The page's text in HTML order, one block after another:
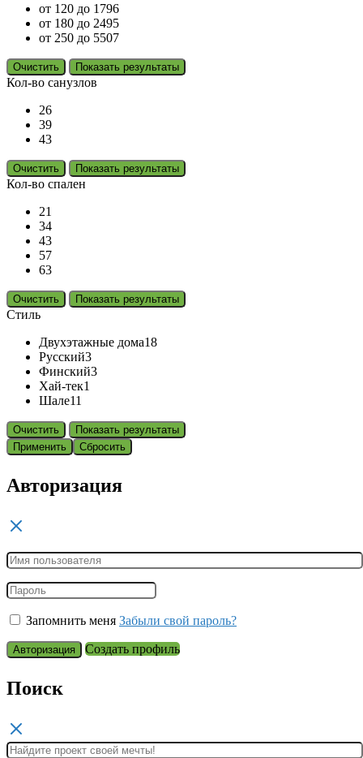
от 120 до 1796
от 180 до 2495
от 250 до 5507
Очистить Показать результаты
Кол-во санузлов
26
39
43
Очистить Показать результаты
Кол-во спален
21
34
43
57
63
Очистить Показать результаты
Стиль
Двухэтажные дома18
Русский3
Финский3
Хай-тек1
Шале11
Очистить
Показать результаты
Применить
Сбросить
Авторизация
Запомнить меня Забыли свой пароль?
Авторизация Создать профиль
Поиск